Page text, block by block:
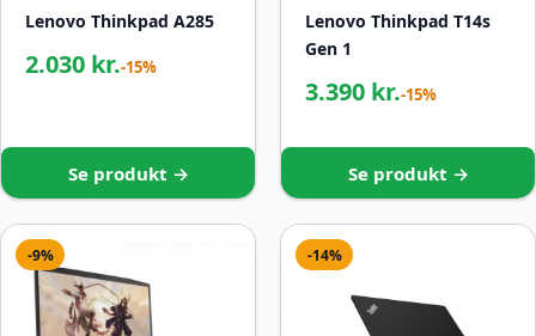
Lenovo Thinkpad A285
2.030 kr.-15%
Se produkt →
Lenovo Thinkpad T14s
Gen 1
3.390 kr.-15%
Se produkt →
-9% -14%